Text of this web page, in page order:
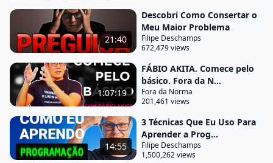
tive a ideia primeiro. " Quem cansou disso foi o
Wenbin Fang e ele descreve em detalhes como
construiu sozinho a sua startup chamada
ListenNotes. E a história, a sacada que ele teve é
muito boa e mostra que você não precisa ter uma
ideia visionária, algo que precise explodir a cabeça
de alguém para dar certo.
Muito pelo contrário, ele fala isso de uma forma
bem pé no chão. E falando em podcasts, o serviço
21:40
Descobri Como Consertar o
Meu Maior Problema
Filipe Deschamps
672,479 views
1:07:19
FÁBIO AKITA. Comece pelo
básico. Fora da N...
Fora da Norma
201,461 views
14:55
3 Técnicas Que Eu Uso Para
Aprender a Prog...
Filipe Deschamps
1,500,262 views